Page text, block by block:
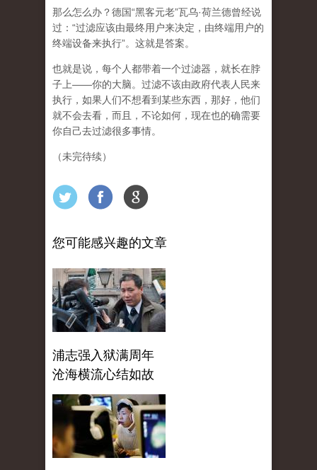
那么怎么办？德国“黑客元老”瓦乌·荷兰德曾经说
过：“过滤应该由最终用户来决定，由终端用户的
终端设备来执行”。这就是答案。
也就是说，每个人都带着一个过滤器，就长在脖
子上——你的大脑。过滤不该由政府代表人民来
执行，如果人们不想看到某些东西，那好，他们
就不会去看，而且，不论如何，现在也的确需要
你自己去过滤很多事情。
（未完待续）
您可能感兴趣的文章
浦志强入狱满周年
沧海横流心结如故